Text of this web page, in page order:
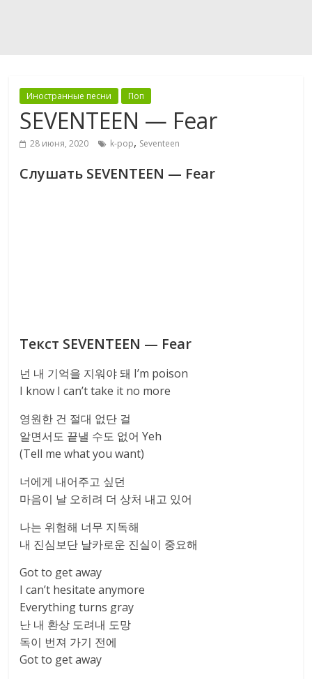
Иностранные песни Поп
SEVENTEEN — Fear
28 июня, 2020 k-pop, Seventeen
Слушать SEVENTEEN — Fear
Текст SEVENTEEN — Fear
넌 내 기억을 지워야 돼 I’m poison
I know I can’t take it no more
영원한 건 절대 없단 걸
알면서도 끝낼 수도 없어 Yeh
(Tell me what you want)
너에게 내어주고 싶던
마음이 날 오히려 더 상처 내고 있어
나는 위험해 너무 지독해
내 진심보단 날카로운 진실이 중요해
Got to get away
I can’t hesitate anymore
Everything turns gray
난 내 환상 도려내 도망
독이 번져 가기 전에
Got to get away